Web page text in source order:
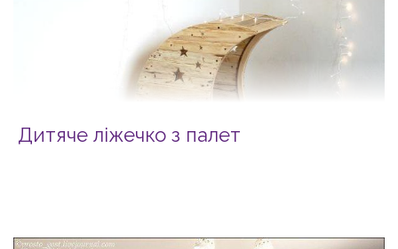
Дитяче ліжечко з палет